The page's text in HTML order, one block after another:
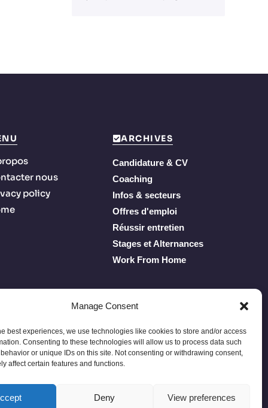
Manage Consent
best experiences, we use technologies like cookies to store and/or access
Consenting to these technologies will allow us to process data such
or unique IDs on this site. Not consenting or withdrawing consent,
affect certain features and functions.
Deny View preferences
nous
policy
ARCHIVES
Candidature & CV
Coaching
Infos & secteurs
Offres d'emploi
Réussir entretien
Stages et Alternances
Work From Home
Privacy PolicyTerms of Service